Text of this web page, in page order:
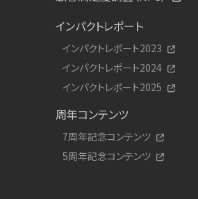
インパクトレポート
インパクトレポート2023
インパクトレポート2024
インパクトレポート2025
周年コンテンツ
7周年記念コンテンツ
5周年記念コンテンツ